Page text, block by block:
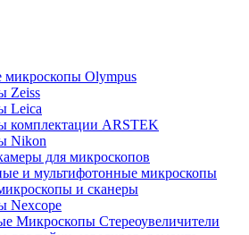
микроскопы Olympus
Zeiss
Leica
комплектации ARSTEK
Nikon
для микроскопов
и мультифотонные микроскопы
и сканеры
Nexcope
Микроскопы Стереоувеличители